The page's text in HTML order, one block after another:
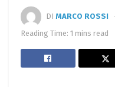
DI MARCO ROSSI
Reading Time: 1 mins read